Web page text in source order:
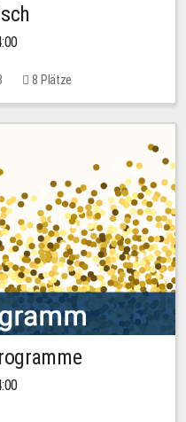
8 Plätze